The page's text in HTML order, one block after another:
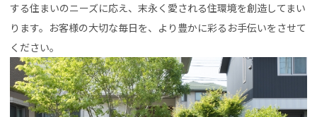
する住まいのニーズに応え、末永く愛される住環境を創造してまい
ります。お客様の大切な毎日を、より豊かに彩るお手伝いをさせて
ください。